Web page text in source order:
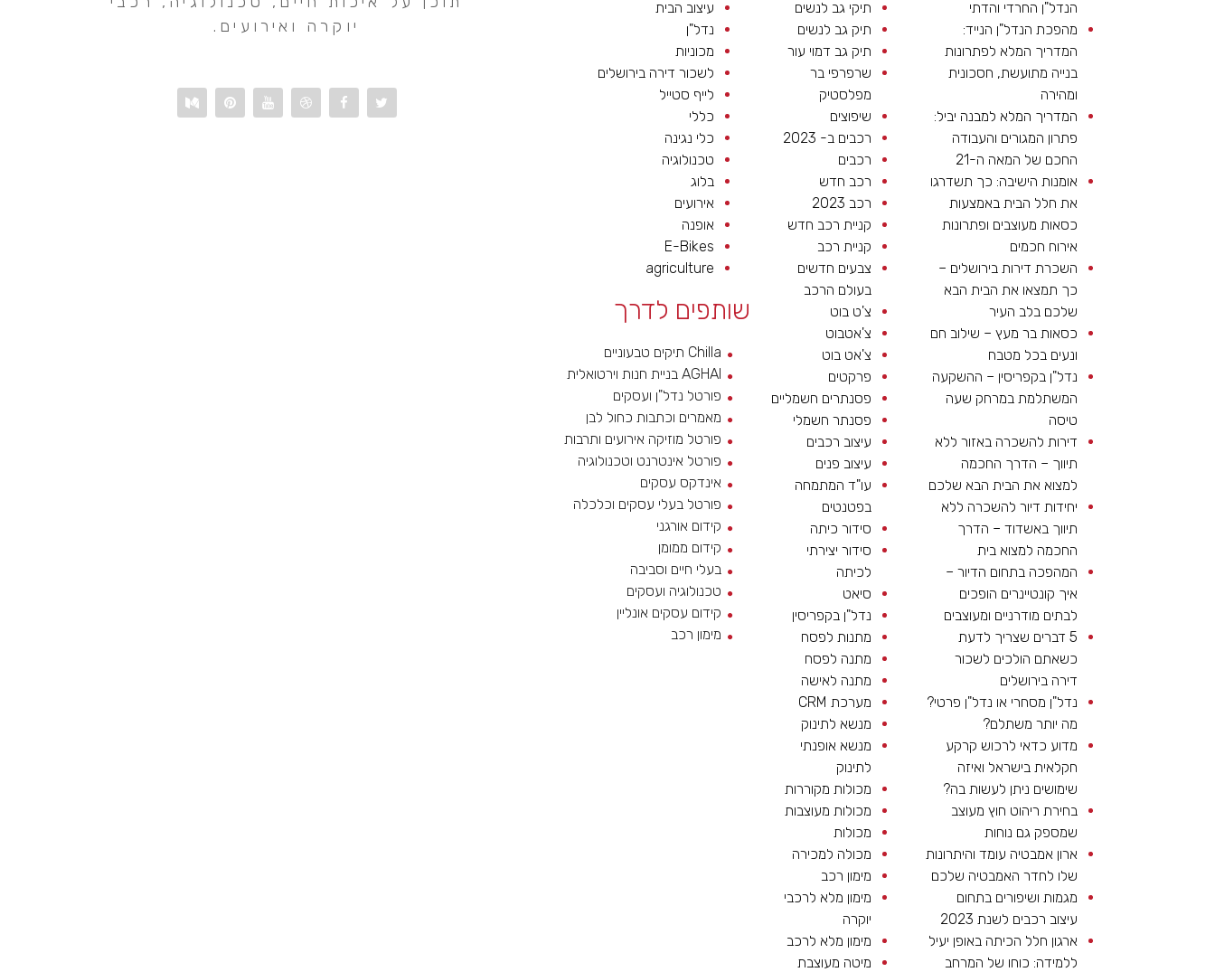
הנדל"ן החרדי והדתי
מהפכת הנדל"ן הנייד:
המדריך המלא לפתרונות
בנייה מתועשת, חסכונית
ומהירה
המדריך המלא למבנה יביל:
פתרון המגורים והעבודה
החכם של המאה ה-21
אומנות הישיבה: כך תשדרגו
את חלל הבית באמצעות
כסאות מעוצבים ופתרונות
אירוח חכמים
השכרת דירות בירושלים –
כך תמצאו את הבית הבא
שלכם בלב העיר
כסאות בר מעץ – שילוב חם
ונעים בכל מטבח
נדל"ן בקפריסין – ההשקעה
המשתלמת במרחק שעה
טיסה
דירות להשכרה באזור ללא
תיווך – הדרך החכמה
למצוא את הבית הבא שלכם
יחידות דיור להשכרה ללא
תיווך באשדוד – הדרך
החכמה למצוא בית
המהפכה בתחום הדיור –
איך קונטיינרים הופכים
לבתים מודרניים ומעוצבים
5 דברים שצריך לדעת
כשאתם הולכים לשכור
דירה בירושלים
נדל"ן מסחרי או נדל"ן פרטי?
מה יותר משתלם?
מדוע כדאי לרכוש קרקע
חקלאית בישראל ואיזה
שימושים ניתן לעשות בה?
בחירת ריהוט חוץ מעוצב
שמספק גם נוחות
ארון אמבטיה עומד והיתרונות
שלו לחדר האמבטיה שלכם
מגמות ושיפורים בתחום
עיצוב רכבים לשנת 2023
ארגון חלל הכיתה באופן יעיל
ללמידה: כוחו של המרחב
תיקי גב לנשים
תיק גב לנשים
תיק גב דמוי עור
שרפרפי בר
מפלסטיק
שיפוצים
רכבים ב- 2023
רכבים
רכב חדש
רכב 2023
קניית רכב חדש
קניית רכב
צבעים חדשים
בעולם הרכב
צ'ט בוט
צ'אטבוט
צ'אט בוט
פרקטים
פסנתרים חשמליים
פסנתר חשמלי
עיצוב רכבים
עיצוב פנים
עו"ד המתמחה
בפטנטים
סידור כיתה
סידור יצירתי
לכיתה
סיאט
נדל"ן בקפריסין
מתנות לפסח
מתנה לפסח
מתנה לאישה
מערכת CRM
מנשא לתינוק
מנשא אופנתי
לתינוק
מכולות מקוררות
מכולות מעוצבות
מכולות
מכולה למכירה
מימון רכב
מימון מלא לרכבי
יוקרה
מימון מלא לרכב
מיטה מעוצבת
עיצוב הבית
נדל"ן
מכוניות
לשכור דירה בירושלים
לייף סטייל
כללי
כלי נגינה
טכנולוגיה
בלוג
אירועים
אופנה
E-Bikes
agriculture
שותפים לדרך
Chilla תיקים טבעוניים
AGHAI בניית חנות וירטואלית
פורטל נדל"ן ועסקים
מאמרים וכתבות כחול לבן
פורטל מוזיקה אירועים ותרבות
פורטל אינטרנט וטכנולוגיה
אינדקס עסקים
פורטל בעלי עסקים וכלכלה
קידום אורגני
קידום ממומן
בעלי חיים וסביבה
טכנולוגיה ועסקים
קידום עסקים אונליין
מימון רכב
יוקרה ואירועים.